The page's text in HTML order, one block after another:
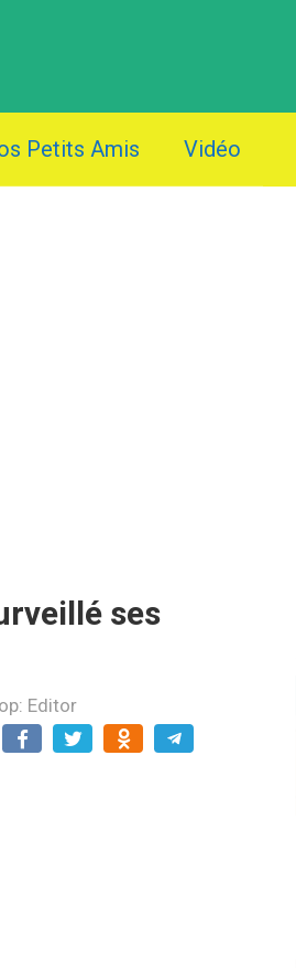
Petits Amis Vidéo
ses
Editor